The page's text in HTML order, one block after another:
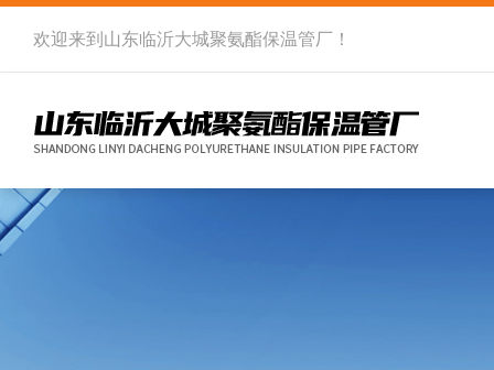
欢迎来到 山东临沂大城聚氨酯保温管厂 ！